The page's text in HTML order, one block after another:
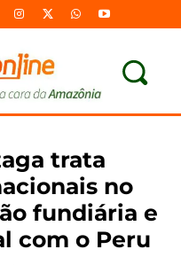
trata
no
fundiária e
com o Peru